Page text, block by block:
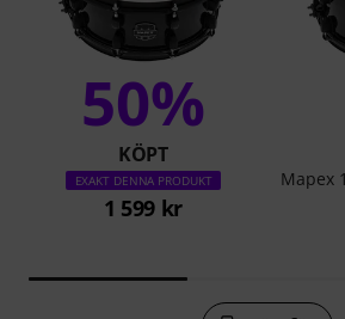
50%
KÖPT
EXAKT DENNA PRODUKT
1 599 kr
Mapex